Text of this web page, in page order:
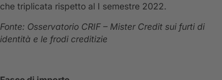
che triplicata rispetto al I semestre 2022.
Fonte: Osservatorio CRIF – Mister Credit sui furti di
identità e le frodi creditizie